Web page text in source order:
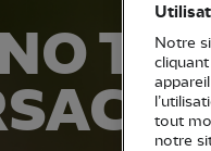
Notre
tout
notre